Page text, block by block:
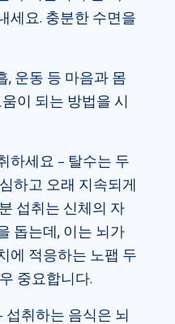
세요. 충분한 수면을
, 운동 등 마음과 몸
이 되는 방법을 시
하세요 – 탈수는 두
하고 오래 지속되게
섭취는 신체의 자
돕는데, 이는 뇌가
에 적응하는 노팹 두
중요합니다.
섭취하는 음식은 뇌